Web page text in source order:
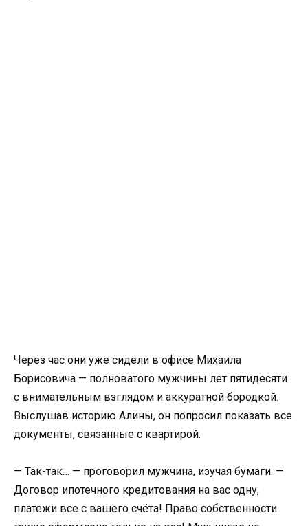
Через час они уже сидели в офисе Михаила
Борисовича — полноватого мужчины лет пятидесяти
с внимательным взглядом и аккуратной бородкой.
Выслушав историю Алины, он попросил показать все
документы, связанные с квартирой.
— Так-так… — проговорил мужчина, изучая бумаги. —
Договор ипотечного кредитования на вас одну,
платежи все с вашего счёта! Право собственности